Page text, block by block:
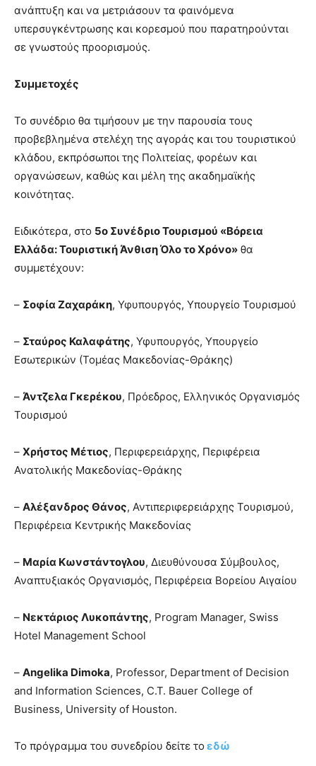
ανάπτυξη και να μετριάσουν τα φαινόμενα
υπερσυγκέντρωσης και κορεσμού που παρατηρούνται
σε γνωστούς προορισμούς.
Συμμετοχές
Το συνέδριο θα τιμήσουν με την παρουσία τους
προβεβλημένα στελέχη της αγοράς και του τουριστικού
κλάδου, εκπρόσωποι της Πολιτείας, φορέων και
οργανώσεων, καθώς και μέλη της ακαδημαϊκής
κοινότητας.
Ειδικότερα, στο 5ο Συνέδριο Τουρισμού «Βόρεια
Ελλάδα: Τουριστική Άνθιση Όλο το Χρόνο» θα
συμμετέχουν:
– Σοφία Ζαχαράκη, Υφυπουργός, Υπουργείο Τουρισμού
– Σταύρος Καλαφάτης, Υφυπουργός, Υπουργείο
Εσωτερικών (Τομέας Μακεδονίας-Θράκης)
– Άντζελα Γκερέκου, Πρόεδρος, Ελληνικός Οργανισμός
Τουρισμού
– Χρήστος Μέτιος, Περιφερειάρχης, Περιφέρεια
Ανατολικής Μακεδονίας-Θράκης
– Αλέξανδρος Θάνος, Αντιπεριφερειάρχης Τουρισμού,
Περιφέρεια Κεντρικής Μακεδονίας
– Μαρία Κωνστάντογλου, Διευθύνουσα Σύμβουλος,
Αναπτυξιακός Οργανισμός, Περιφέρεια Βορείου Αιγαίου
– Νεκτάριος Λυκοπάντης, Program Manager, Swiss
Hotel Management School
– Angelika Dimoka, Professor, Department of Decision
and Information Sciences, C.T. Bauer College of
Business, University of Houston.
Το πρόγραμμα του συνεδρίου δείτε το εδώ